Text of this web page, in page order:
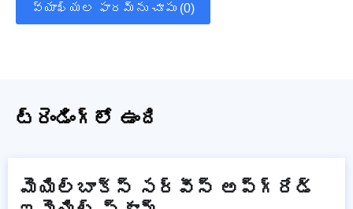
వ్యాఖ్యల ఫారమ్‌ను చూపు (0)
ట్రెండింగ్‌లో ఉంది
మెయిల్‌బాక్స్ సర్వీస్ అప్‌గ్రేడ్